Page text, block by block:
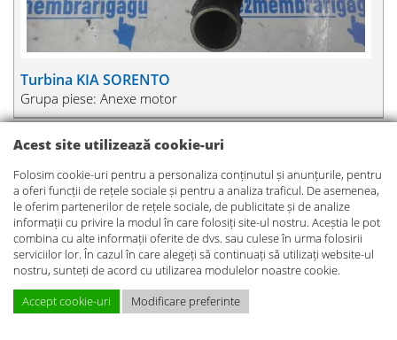
Turbina KIA SORENTO
Grupa piese: Anexe motor
Acest site utilizează cookie-uri
Folosim cookie-uri pentru a personaliza conținutul și anunțurile, pentru
a oferi funcții de rețele sociale și pentru a analiza traficul. De asemenea,
le oferim partenerilor de rețele sociale, de publicitate și de analize
informații cu privire la modul în care folosiți site-ul nostru. Aceștia le pot
combina cu alte informații oferite de dvs. sau culese în urma folosirii
serviciilor lor. În cazul în care alegeți să continuați să utilizați website-ul
nostru, sunteți de acord cu utilizarea modulelor noastre cookie.
Accept cookie-uri Modificare preferinte